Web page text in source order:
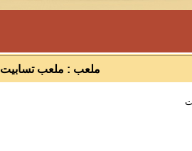
ملعب : ملعب تسابيت